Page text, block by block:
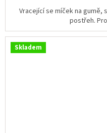
Vracející se míček na
postřeh.
Skladem